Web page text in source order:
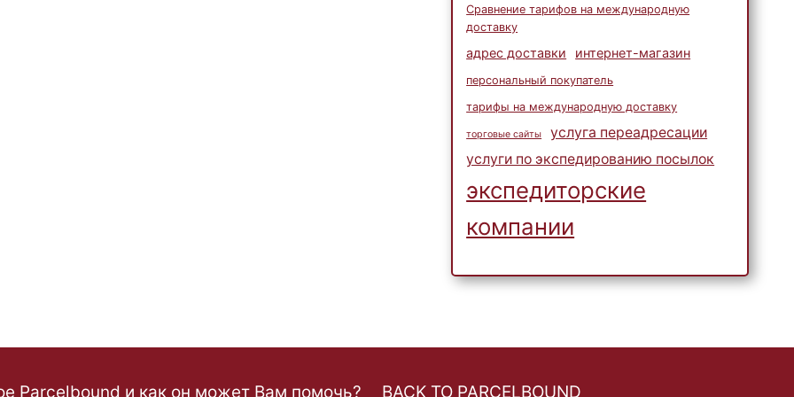
Сравнение тарифов на международную
доставку
адрес доставки интернет-магазин
персональный покупатель
тарифы на международную доставку
торговые сайты
услуга переадресации
услуги по экспедированию посылок
экспедиторские
компании
Parcelbound и как он может Вам помочь? BACK TO PARCELBOUND